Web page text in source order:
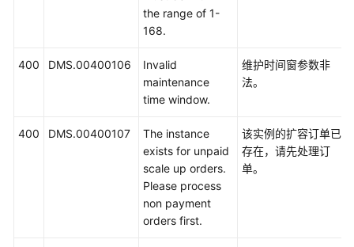
the range of 1-
168.
400 DMS.00400106
Invalid
maintenance
time window.
维护时间窗参数非
法。
400 DMS.00400107
The instance
exists for unpaid
scale up orders.
Please process
non payment
orders first.
该实例的扩容订单已
存在，请先处理订
单。